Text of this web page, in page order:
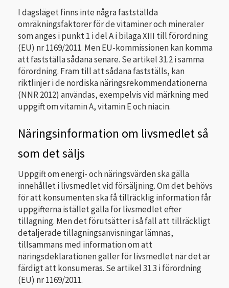
I dagsläget finns inte några fastställda
omräkningsfaktorer för de vitaminer och mineraler
som anges i punkt 1 i del A i bilaga XIII till förordning
(EU) nr 1169/2011. Men EU-kommissionen kan komma
att fastställa sådana senare. Se artikel 31.2 i samma
förordning. Fram till att sådana fastställs, kan
riktlinjer i de nordiska näringsrekommendationerna
(NNR 2012) användas, exempelvis vid märkning med
uppgift om vitamin A, vitamin E och niacin.
Näringsinformation om livsmedlet så
som det säljs
Uppgift om energi- och näringsvärden ska gälla
innehållet i livsmedlet vid försäljning. Om det behövs
för att konsumenten ska få tillräcklig information får
uppgifterna istället gälla för livsmedlet efter
tillagning. Men det förutsätter i så fall att tillräckligt
detaljerade tillagningsanvisningar lämnas,
tillsammans med information om att
näringsdeklarationen gäller för livsmedlet när det är
färdigt att konsumeras. Se artikel 31.3 i förordning
(EU) nr 1169/2011.